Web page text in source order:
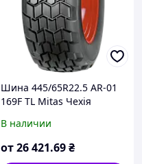
Шина 445/65R22.5 AR-01
169F TL Mitas Чехія
В наличии
от26 421.69₴